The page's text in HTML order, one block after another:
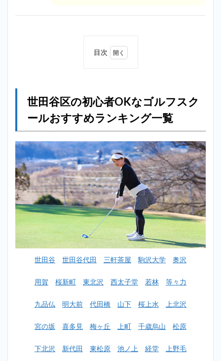
目次
心者
なゴ
ール
おす
すめ
ラン
キン
グ一
覧
2
【初心
者女性
OK】
ゴルフ
ルおす
すめラ
グ
2.1
東京
世田谷区の初心者OKなゴルフスク
ールおすすめランキング一覧
世田谷 世田谷代田 三軒茶屋 駒沢大学 奥沢
用賀 桜新町 東北沢 西太子堂 若林 等々力
九品仏 明大前 代田橋 山下 桜上水 上北沢
宮の坂 喜多見 梅ヶ丘 上町 千歳烏山 松原
下北沢 新代田 東松原 池ノ上 経堂 上野毛